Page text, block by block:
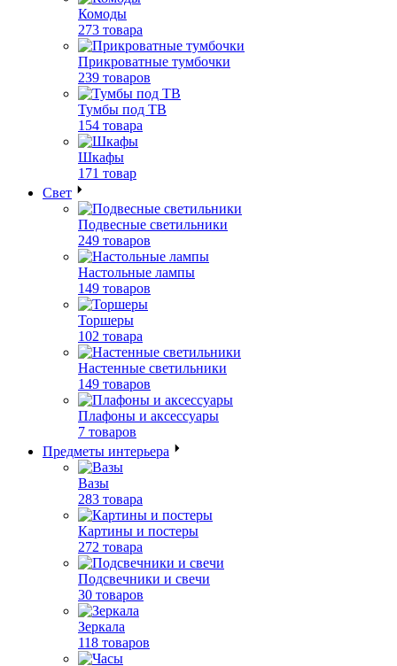
Комоды
273 товара
Прикроватные тумбочки
239 товаров
Тумбы под ТВ
154 товара
Шкафы
171 товар
Свет
Подвесные светильники
249 товаров
Настольные лампы
149 товаров
Торшеры
102 товара
Настенные светильники
149 товаров
Плафоны и аксессуары
7 товаров
Предметы интерьера
Вазы
283 товара
Картины и постеры
272 товара
Подсвечники и свечи
30 товаров
Зеркала
118 товаров